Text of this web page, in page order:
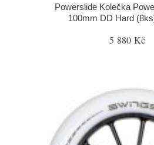
Powerslide Kolečka
100mm DD Hard
5 880 Kč